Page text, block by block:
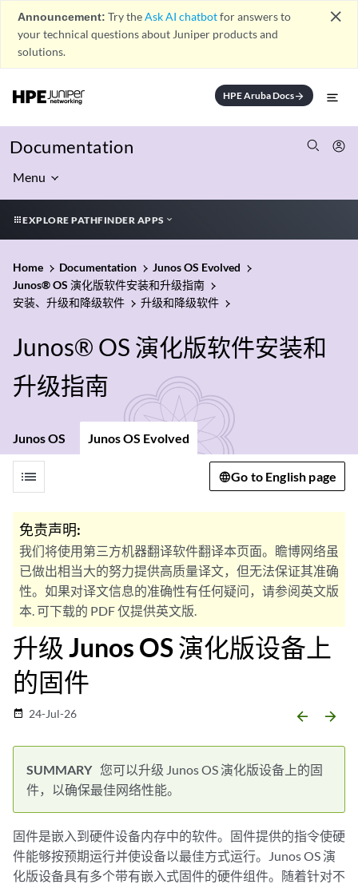
Announcement: Try theAsk AI chatbotfor answers to
your technical questions about Juniper products and
solutions.
close
HPE Aruba Docsarrow_forward
Documentation
Menu
EXPLORE PATHFINDER APPS
Home Documentation
Junos OS Evolved
Junos® OS 演化版软件安装和升级指南
安装、升级和降级软件
升级和降级软件
Junos® OS 演化版软件安装和
升级指南
Junos OS Junos OS Evolved
list Go to English page
免责声明:
我们将使用第三方机器翻译软件翻译本页面。瞻博网络虽
已做出相当大的努力提供高质量译文，但无法保证其准确
性。如果对译文信息的准确性有任何疑问，请参阅英文版
本. 可下载的 PDF 仅提供英文版.
升级 Junos OS 演化版设备上
的固件
date_range 24-Jul-26 arrow_backward arrow_forward
您可以升级 Junos OS 演化版设备上的固
件，以确保最佳网络性能。
固件是嵌入到硬件设备内存中的软件。固件提供的指令使硬
件能够按预期运行并使设备以最佳方式运行。Junos OS 演
化版设备具有多个带有嵌入式固件的硬件组件。随着针对不